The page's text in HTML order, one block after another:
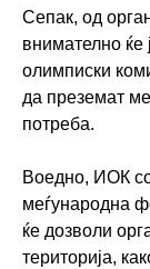
Сепак, од
внимателно ќе
олимписки
да преземат
потреба.
Воедно, ИОК
меѓународна
ќе дозволи
територија,